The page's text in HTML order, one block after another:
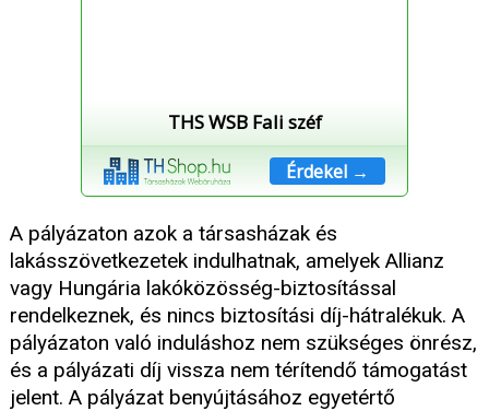
THS WSB Fali széf
Érdekel →
A pályázaton azok a társasházak és
lakásszövetkezetek indulhatnak, amelyek Allianz
vagy Hungária lakóközösség-biztosítással
rendelkeznek, és nincs biztosítási díj-hátralékuk. A
pályázaton való induláshoz nem szükséges önrész,
és a pályázati díj vissza nem térítendő támogatást
jelent. A pályázat benyújtásához egyetértő